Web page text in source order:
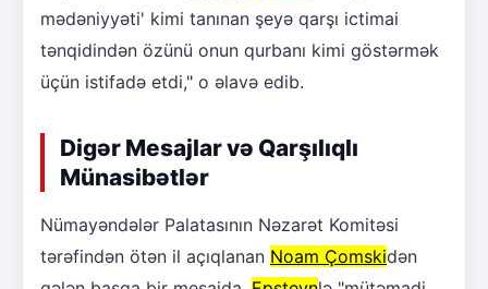
mədəniyyəti' kimi tanınan şeyə qarşı ictimai
tənqidindən özünü onun qurbanı kimi göstərmək
üçün istifadə etdi," o əlavə edib.
Digər Mesajlar və Qarşılıqlı
Münasibətlər
Nümayəndələr Palatasının Nəzarət Komitəsi
tərəfindən ötən il açıqlanan Noam Çomskidən